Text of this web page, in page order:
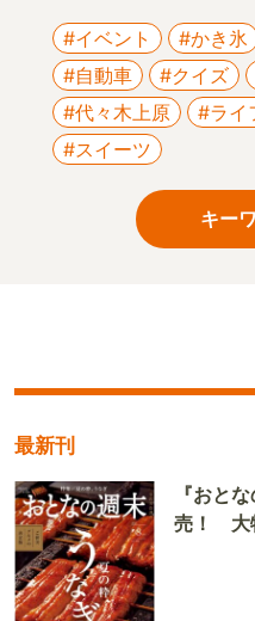
#イベント #かき氷
#自動車
#クイズ
#代々木上原
#ライ
#スイーツ
キー
最新刊
『おと
売！ 大